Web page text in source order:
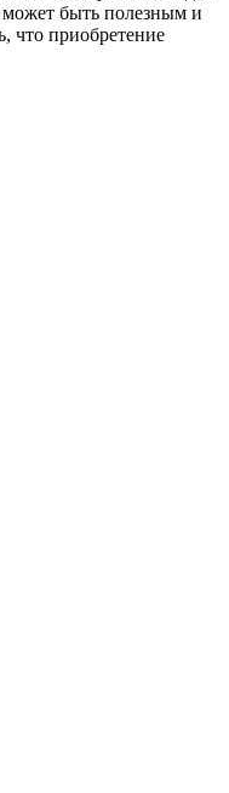
может быть полезным и
что приобретение